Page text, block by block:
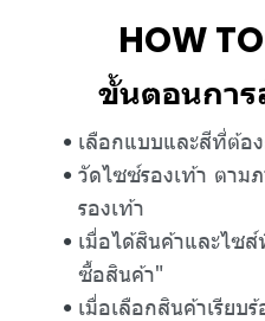
HOW
ขั้นตอนกา
เลือกแบบและสีที่ต้อ
วัดไซซ์รองเท้า ตา
รองเท้า
เมื่อได้สินค้าและไซ
ซื้อสินค้า"
เมื่อเลือกสินค้าเรียบ